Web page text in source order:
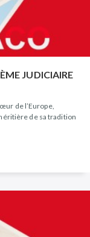
JUDICIAIRE
de l’Europe,
de sa tradition